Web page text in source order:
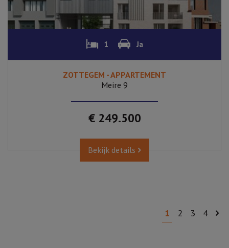
1 Ja
ZOTTEGEM - APPARTEMENT
Meire 9
€ 249.500
Bekijk details
1 2 3 4